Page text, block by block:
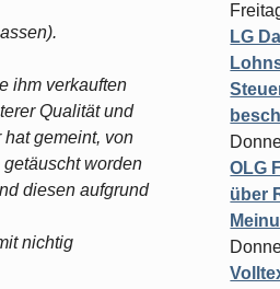
ihm verkauften
Qualität und
gemeint, von
worden
diesen aufgrund
nichtig
LG
OLG
über